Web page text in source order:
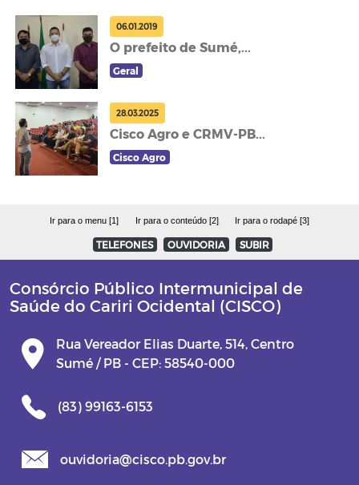
06.01.2019
O prefeito de Sumé,...
Geral
28.03.2025
Cisco Agro e CRMV-PB...
Cisco Agro
Ir para o menu [1] Ir para o conteúdo [2] Ir para o rodapé [3]
TELEFONES OUVIDORIA SUBIR
Consórcio Público Intermunicipal de
Saúde do Cariri Ocidental (CISCO)
Rua Vereador Elias Duarte, 514, Centro
Sumé / PB - CEP: 58540-000
(83) 99163-6153
ouvidoria@cisco.pb.gov.br